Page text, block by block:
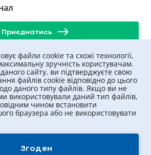
Приєднатись
2026.
файли cookie та схожі технології,
зручність користувачам.
сайту, ви підтверджуєте свою
файлів cookie відповідно до цього
даного типу файлів. Якщо ви не
використовували даний тип файлів,
чином встановити
браузера або не використовувати
Згоден